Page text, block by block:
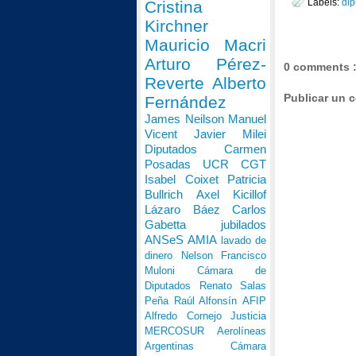
Labels:
0 comments :
Publicar un
Cristina
Kirchner
Mauricio Macri
Arturo Pérez-
Reverte Alberto
Fernández
James Neilson Manuel
Vicent Javier Milei
Diputados Carmen
Posadas UCR CGT
Isabel Coixet Patricia
Bullrich Axel Kicillof
Lázaro Báez Carlos
Gabetta jubilados
ANSeSAMIA lavado de
dinero
Nelson Francisco
Muloni Cámara de
Diputados
Renato Salas
Peña Raúl AlfonsínAFIP
Alfredo Cornejo Justicia
MERCOSUR Aerolíneas
Argentinas Cámara